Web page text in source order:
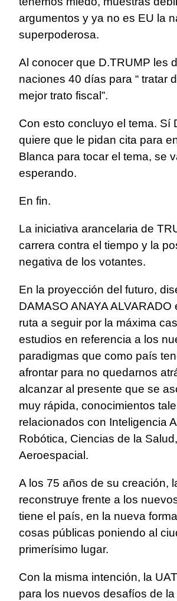
argumentos y ya no es EU la
superpoderosa.
Al conocer que D.TRUMP les
naciones 40 días para “ tratar
mejor trato fiscal”.
Con esto concluyo el tema. Sí
quiere que le pidan cita para
Blanca para tocar el tema, se
esperando.
En fin.
La iniciativa arancelaria de
carrera contra el tiempo y la
negativa de los votantes.
En la proyección del futuro,
DAMASO ANAYA ALVARADO
ruta a seguir por la máxima
estudios en referencia a los
paradigmas que como país
afrontar para no quedarnos
alcanzar al presente que se
muy rápida, conocimientos
relacionados con Inteligencia
Robótica, Ciencias de la Salud,
Aeroespacial.
A los 75 años de su creación,
reconstruye frente a los
tiene el país, en la nueva
cosas públicas poniendo al
primerísimo lugar.
Con la misma intención, la
para los nuevos desafíos de la